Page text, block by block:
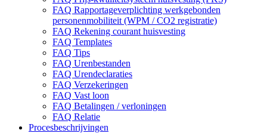
FAQ Rapportageverplichting werkgebonden
personenmobiliteit (WPM / CO2 registratie)
FAQ Rekening courant huisvesting
FAQ Templates
FAQ Tips
FAQ Urenbestanden
FAQ Urendeclaraties
FAQ Verzekeringen
FAQ Vast loon
FAQ Betalingen / verloningen
FAQ Relatie
Procesbeschrijvingen